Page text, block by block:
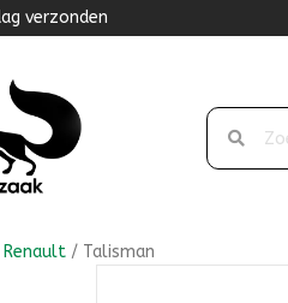
verzonden
Renault / Talisman